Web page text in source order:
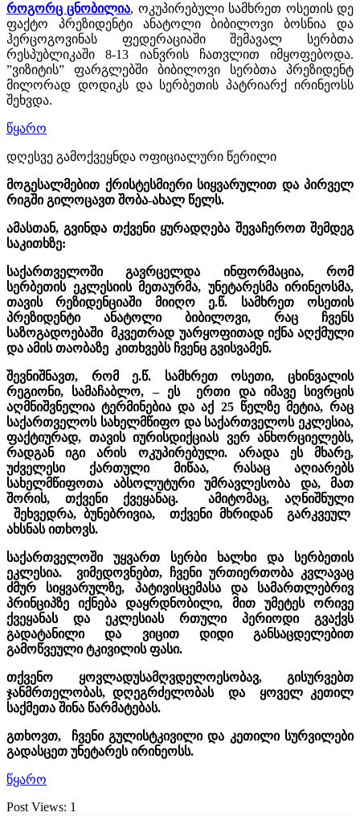
როგორც ცნობილია, ოკუპირებული სამხრეთ ოსეთის დე
ფაქტო პრეზიდენტი ანატოლი ბიბილოვი ბოსნია და
ჰერცოგოვინას ფედერაციაში შემავალ სერბთა
რესპუბლიკაში 8-13 იანვრის ჩათვლით იმყოფებოდა.
”ვიზიტის” ფარგლებში ბიბილოვი სერბთა პრეზიდენტ
მილორად დოდიკს და სერბეთის პატრიარქ ირინეოსს
შეხვდა.
წყარო
დღესვე გამოქვეყნდა ოფიციალური წერილი
მოგესალმებით ქრისტესმიერი სიყვარულით და პირველ
რიგში გილოცავთ შობა-ახალ წელს.
ამასთან, გვინდა თქვენი ყურადღება შევაჩეროთ შემდეგ
საკითხზე:
საქართველოში გავრცელდა ინფორმაცია, რომ
სერბეთის ეკლესიის მეთაურმა, უნეტარესმა ირინეოსმა,
თავის რეზიდენციაში მიიღო ე.წ. სამხრეთ ოსეთის
პრეზიდენტი ანატოლი ბიბილოვი, რაც ჩვენს
საზოგადოებაში მკვეთრად უარყოფითად იქნა აღქმული
და ამის თაობაზე კითხვებს ჩვენც გვისვამენ.
შევნიშნავთ, რომ ე.წ. სამხრეთ ოსეთი, ცხინვალის
რეგიონი, სამაჩაბლო, – ეს ერთი და იმავე სივრცის
აღმნიშვნელია ტერმინებია და აქ 25 წელზე მეტია, რაც
საქართველოს სახელმწიფო და საქართველოს ეკლესია,
ფაქტიურად, თავის იურისდიქციას ვერ ანხორციელებს,
რადგან იგი არის ოკუპირებული. არადა ეს მხარე,
უძველესი ქართული მიწაა, რასაც აღიარებს
სახელმწიფოთა აბსოლუტური უმრავლესობა და, მათ
შორის, თქვენი ქვეყანაც. ამიტომაც, აღნიშნული
შეხვედრა, ბუნებრივია, თქვენი მხრიდან გარკვეულ
ახსნას ითხოვს.
საქართველოში უყვართ სერბი ხალხი და სერბეთის
ეკლესია. ვიმედოვნებთ, ჩვენი ურთიერთობა კვლავაც
ძმურ სიყვარულზე, პატივისცემასა და სამართლებრივ
პრინციპზე იქნება დაყრდნობილი, მით უმეტეს ორივე
ქვეყანას და ეკლესიას რთული პერიოდი გვაქვს
გადატანილი და ვიცით დიდი განსაცდელებით
გამოწვეული ტკივილის ფასი.
თქვენო ყოვლადუსამღვდელოესობავ, გისურვებთ
ჯანმრთელობას, დღეგრძელობას და ყოველ კეთილ
საქმეთა შინა წარმატებას.
გთხოვთ, ჩვენი გულისტკივილი და კეთილი სურვილები
გადასცეთ უნეტარეს ირინეოსს.
წყარო
Post Views: 1